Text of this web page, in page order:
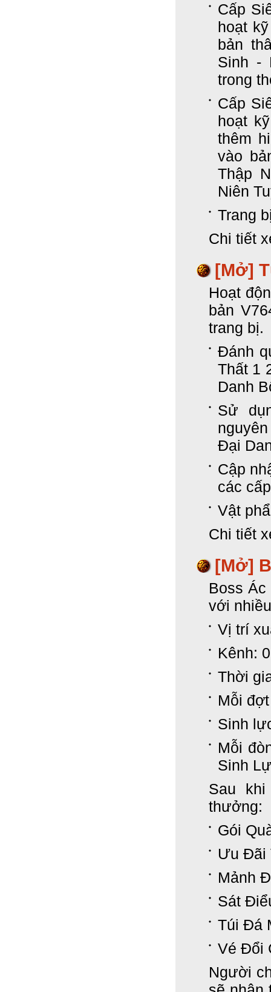
Cấp
hoạt
bản
Sinh -
trong
Cấp
hoạt
thêm
vào
Thập
Niên
Trang
Chi tiết
[Mở]
Hoạt
bản
trang bị.
Đánh
Thất 1
Danh
Sử
Đại
Cập
các
Vật
Chi tiết
[Mở]
Boss
với
Vị trí
Kênh:
Thời
Mỗi
Sinh
Mỗi
Sinh
Sau
thưởng:
Gói
Ưu Đãi
Mảnh
Sát
Túi Đá
Vé Đổi
Người